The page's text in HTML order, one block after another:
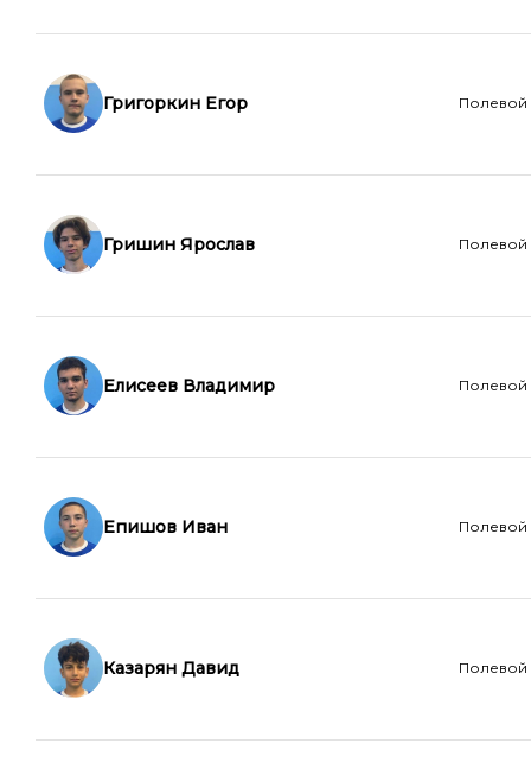
Григоркин Егор Полевой
Гришин Ярослав Полевой
Елисеев Владимир Полевой
Епишов Иван Полевой
Казарян Давид Полевой